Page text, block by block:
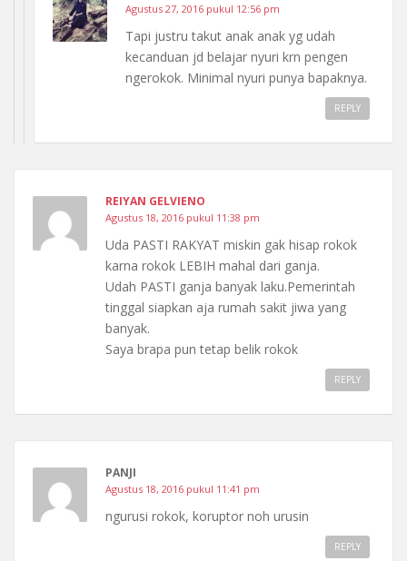
Agustus 27, 2016 pukul 12:56 pm
Tapi justru takut anak anak yg udah
kecanduan jd belajar nyuri krn pengen
ngerokok. Minimal nyuri punya bapaknya.
REPLY
REIYAN GELVIENO
Agustus 18, 2016 pukul 11:38 pm
Uda PASTI RAKYAT miskin gak hisap rokok
karna rokok LEBIH mahal dari ganja.
Udah PASTI ganja banyak laku.Pemerintah
tinggal siapkan aja rumah sakit jiwa yang
banyak.
Saya brapa pun tetap belik rokok
REPLY
PANJI
Agustus 18, 2016 pukul 11:41 pm
ngurusi rokok, koruptor noh urusin
REPLY